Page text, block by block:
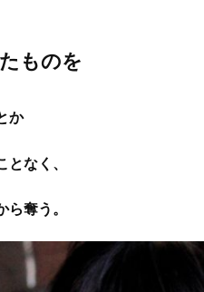
ものを
か
なく、
奪う。